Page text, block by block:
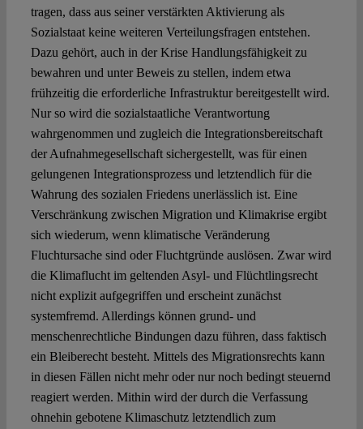
tragen, dass aus seiner verstärkten Aktivierung als
Sozialstaat keine weiteren Verteilungsfragen entstehen.
Dazu gehört, auch in der Krise Handlungsfähigkeit zu
bewahren und unter Beweis zu stellen, indem etwa
frühzeitig die erforderliche Infrastruktur bereitgestellt wird.
Nur so wird die sozialstaatliche Verantwortung
wahrgenommen und zugleich die Integrationsbereitschaft
der Aufnahmegesellschaft sichergestellt, was für einen
gelungenen Integrationsprozess und letztendlich für die
Wahrung des sozialen Friedens unerlässlich ist. Eine
Verschränkung zwischen Migration und Klimakrise ergibt
sich wiederum, wenn klimatische Veränderung
Fluchtursache sind oder Fluchtgründe auslösen. Zwar wird
die Klimaflucht im geltenden Asyl- und Flüchtlingsrecht
nicht explizit aufgegriffen und erscheint zunächst
systemfremd. Allerdings können grund- und
menschenrechtliche Bindungen dazu führen, dass faktisch
ein Bleiberecht besteht. Mittels des Migrationsrechts kann
in diesen Fällen nicht mehr oder nur noch bedingt steuernd
reagiert werden. Mithin wird der durch die Verfassung
ohnehin gebotene Klimaschutz letztendlich zum